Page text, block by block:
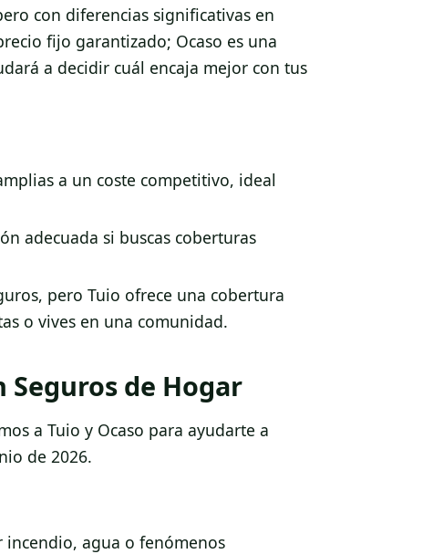
con diferencias significativas en
fijo garantizado; Ocaso es una
a decidir cuál encaja mejor con tus
a un coste competitivo, ideal
adecuada si buscas coberturas
pero Tuio ofrece una cobertura
o vives en una comunidad.
Seguros de Hogar
a Tuio y Ocaso para ayudarte a
de 2026.
incendio, agua o fenómenos